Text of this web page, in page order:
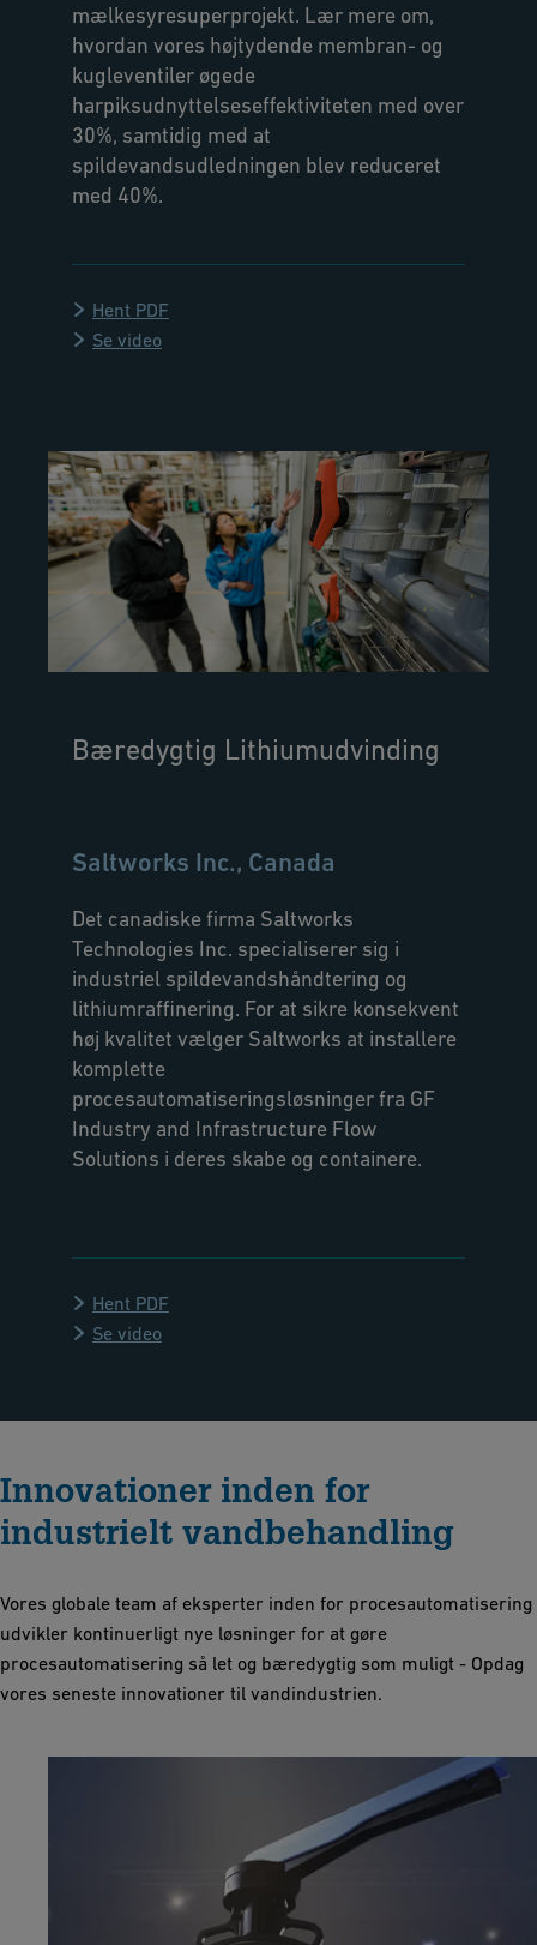
mælkesyresuperprojekt. Lær mere om,
hvordan vores højtydende membran- og
kugleventiler øgede
harpiksudnyttelseseffektiviteten med over
30%, samtidig med at
spildevandsudledningen blev reduceret
med 40%.
Hent PDF
Se video
Bæredygtig Lithiumudvinding
Saltworks Inc., Canada
Det canadiske firma Saltworks
Technologies Inc. specialiserer sig i
industriel spildevandshåndtering og
lithiumraffinering. For at sikre konsekvent
høj kvalitet vælger Saltworks at installere
komplette
procesautomatiseringsløsninger fra GF
Industry and Infrastructure Flow
Solutions i deres skabe og containere.
Hent PDF
Se video
Innovationer inden for
industrielt vandbehandling
Vores globale team af eksperter inden for procesautomatisering
udvikler kontinuerligt nye løsninger for at gøre
procesautomatisering så let og bæredygtig som muligt - Opdag
vores seneste innovationer til vandindustrien.